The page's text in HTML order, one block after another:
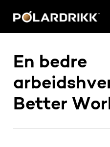
main
En bedre
Better